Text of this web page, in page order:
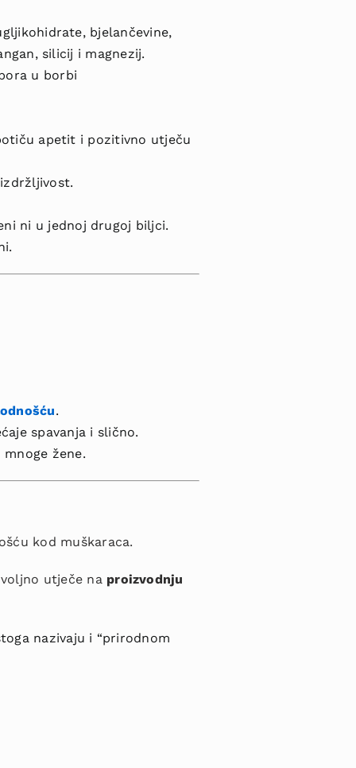
bjelančevine,
silicij i magnezij.
u borbi
apetit i pozitivno utječu
ni u jednoj drugoj biljci.
.
spavanja i slično.
žene.
kod muškaraca.
utječe na proizvodnju
nazivaju i “prirodnom